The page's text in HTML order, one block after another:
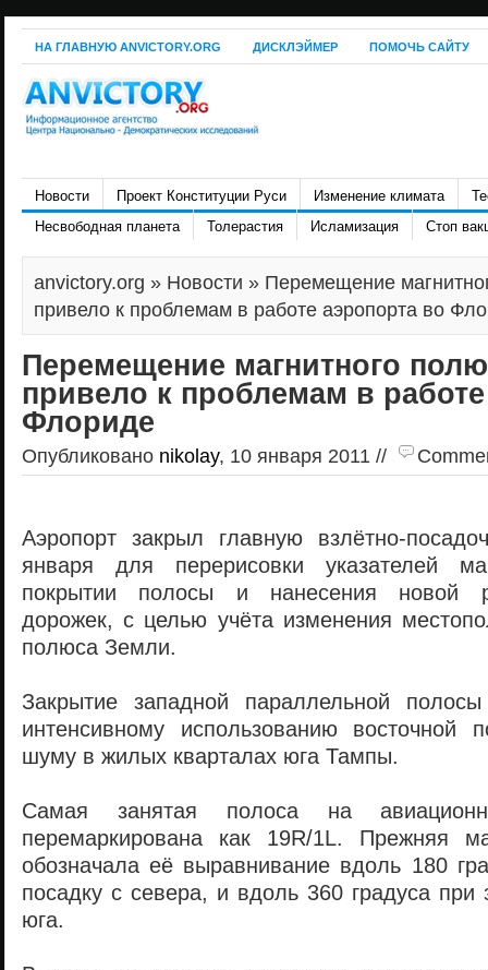
НА ГЛАВНУЮ ANVICTORY.ORG ДИСКЛЭЙМЕР ПОМОЧЬ САЙТУ
Новости Проект Конституции Руси Изменение климата
Несвободная планета
Толерастия Исламизация Стоп
anvictory.org » Новости » Перемещение
привело к проблемам в работе аэропорта во
Перемещение магнитного
привело к проблемам в
Флориде
Опубликовано nikolay, 10 января 2011 //
Аэропорт закрыл главную взлётно-
января для перерисовки указателей
покрытии полосы и нанесения новой
дорожек, с целью учёта изменения
полюса Земли.
Закрытие западной параллельной
интенсивному использованию
шуму в жилых кварталах юга Тампы.
Самая занятая полоса на
перемаркирована как 19R/1L. Прежняя
обозначала её выравнивание вдоль 180
посадку с севера, и вдоль 360 градуса при
юга.